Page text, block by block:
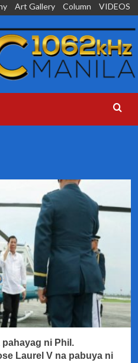
Art Gallery Column VIDEOS
pahayag ni Phil.
Laurel V na pabuya ni